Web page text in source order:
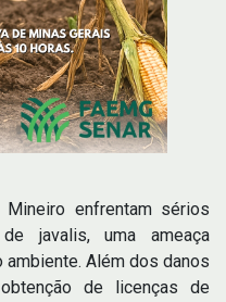
enfrentam sérios
javalis, uma ameaça
Além dos danos
de licenças de